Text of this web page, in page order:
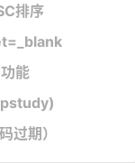
排序
能
过期）